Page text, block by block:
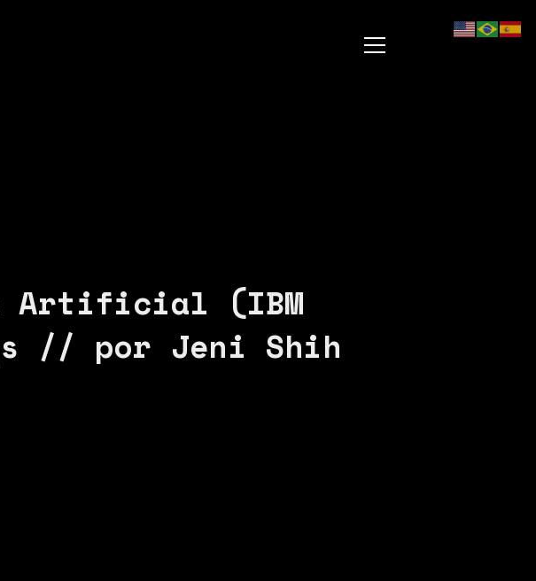
Artificial (IBM
// por Jeni Shih